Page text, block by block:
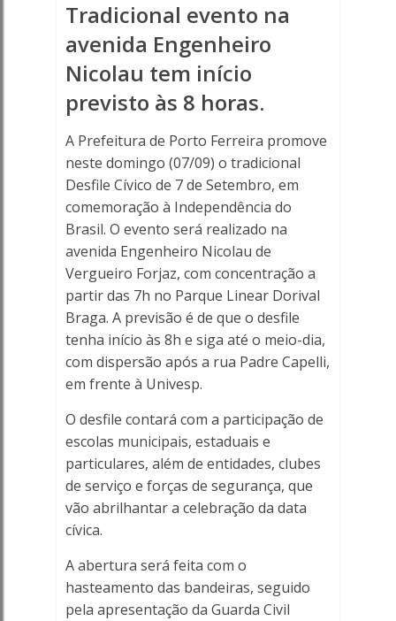
de
segurança
-
Porto
Ferreira
Online
-
Porto
Ferreira
Online
Tradicional evento na
avenida Engenheiro
Nicolau tem início
previsto às 8 horas.
A Prefeitura de Porto Ferreira promove
neste domingo (07/09) o tradicional
Desfile Cívico de 7 de Setembro, em
comemoração à Independência do
Brasil. O evento será realizado na
avenida Engenheiro Nicolau de
Vergueiro Forjaz, com concentração a
partir das 7h no Parque Linear Dorival
Braga. A previsão é de que o desfile
tenha início às 8h e siga até o meio-dia,
com dispersão após a rua Padre Capelli,
em frente à Univesp.
O desfile contará com a participação de
escolas municipais, estaduais e
particulares, além de entidades, clubes
de serviço e forças de segurança, que
vão abrilhantar a celebração da data
cívica.
A abertura será feita com o
hasteamento das bandeiras, seguido
pela apresentação da Guarda Civil